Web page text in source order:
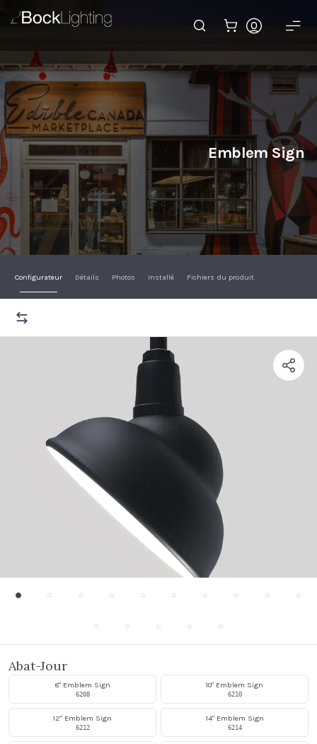
Passer au contenu principal
Emblem Sign
Emblem Sign
Configurateur Détails Photos Installé Fichiers du produit
Abat-Jour
8" Emblem Sign
6208
10" Emblem Sign
6210
12" Emblem Sign
6212
14" Emblem Sign
6214